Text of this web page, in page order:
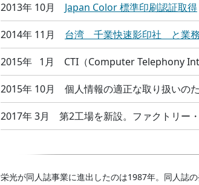
2013年 10月 Japan Color 標準印刷認証取得
2014年 11月 台湾 千業快速影印社 と業務
2015年 1月 CTI（Computer Telephony
2015年 10月 個人情報の適正な取り扱いの
2017年 3月 第2工場を新設。ファクトリー
栄光が同人誌事業に進出したのは1987年。同人誌